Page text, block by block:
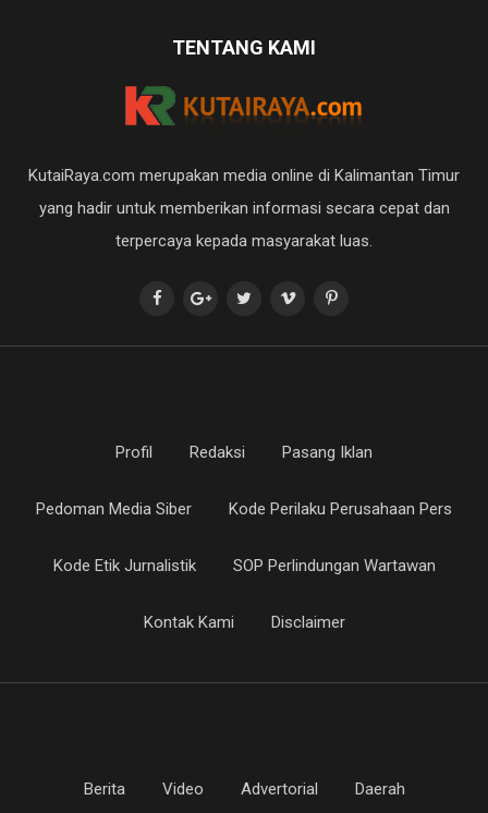
TENTANG KAMI
KutaiRaya.com merupakan media online di Kalimantan Timur
yang hadir untuk memberikan informasi secara cepat dan
terpercaya kepada masyarakat luas.
Profil Redaksi Pasang Iklan
Pedoman Media Siber Kode Perilaku Perusahaan Pers
Kode Etik Jurnalistik SOP Perlindungan Wartawan
Kontak Kami Disclaimer
Berita Video Advertorial Daerah